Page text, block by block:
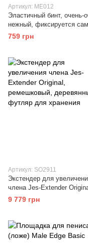
Артикул: ME012
Эластичный бинт, очень-
нежный, фиксируется
себя: как липучка
759 грн
Артикул: SO2911
Экстендер для
члена Jes-Extender
ремешковый, деревянный
футляр для хранения
9 779 грн